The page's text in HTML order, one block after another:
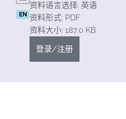
EN
资料语言选择: 英语
资料形式: PDF
资料大小: 187.0 KB
登录/注册